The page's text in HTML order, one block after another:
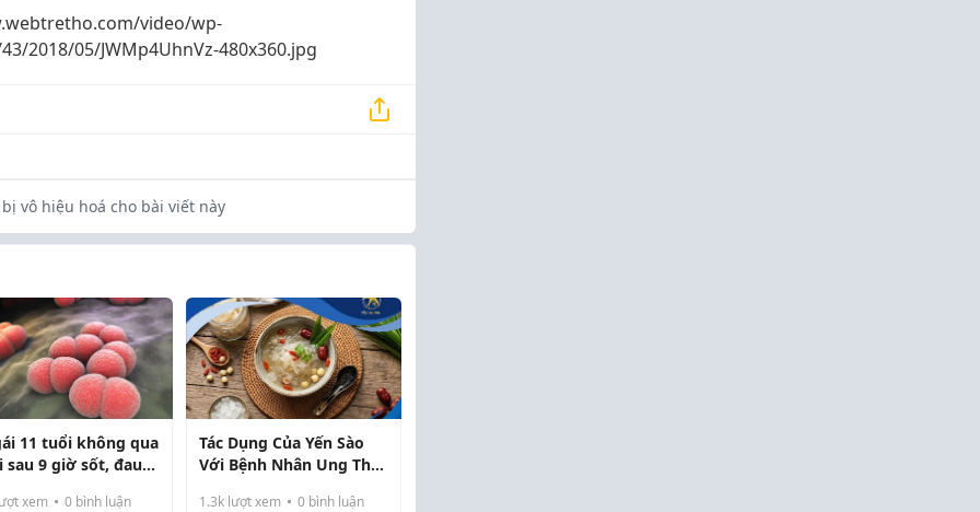
video/wp-
2018/05/JWMp4UhnVz-480x360.jpg
vô hiệu hoá cho bài viết này
11 tuổi không qua
sau 9 giờ sốt, đau
xem 0 bình luận
Tác Dụng Của Yến Sào
Với Bệnh Nhân Ung Thư:
1.3klượt xem 0bình luận